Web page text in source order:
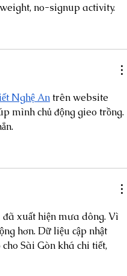
no-signup activity.
Nghệ An trên website
mình chủ động gieo trồng.
xuất hiện mưa dông. Vì
hơn. Dữ liệu cập nhật
Sài Gòn khá chi tiết,